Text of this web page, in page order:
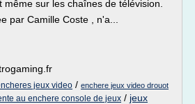
sur les chaînes de télévision.
par Camille Coste , n'a...
jeux video / enchere jeux video drouot
au enchere console de jeux / jeux